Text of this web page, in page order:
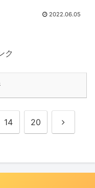
2022.06.05
ク
14 20 次